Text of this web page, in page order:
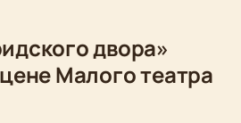
двора»
Малого театра